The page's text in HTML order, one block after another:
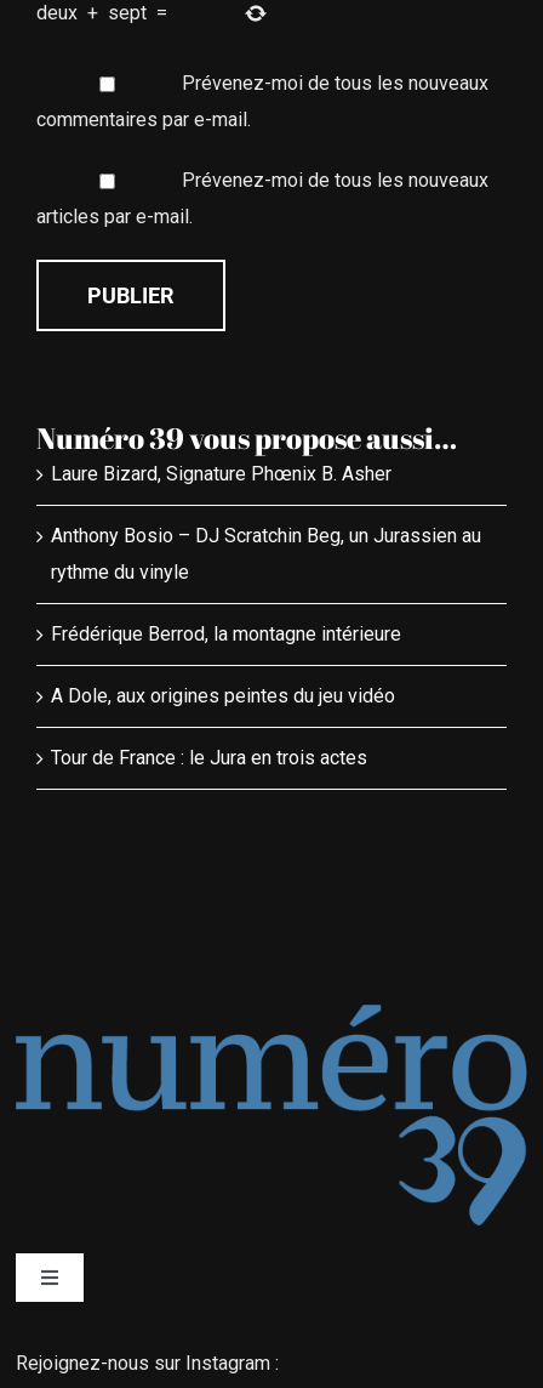
deux + sept =
Prévenez-moi de tous les nouveaux
commentaires par e-mail.
Prévenez-moi de tous les nouveaux
articles par e-mail.
Numéro 39 vous propose aussi…
Laure Bizard, Signature Phœnix B. Asher
Anthony Bosio – DJ Scratchin Beg, un Jurassien au
rythme du vinyle
Frédérique Berrod, la montagne intérieure
A Dole, aux origines peintes du jeu vidéo
Tour de France : le Jura en trois actes
Toggle
Rejoignez-nous sur Instagram :